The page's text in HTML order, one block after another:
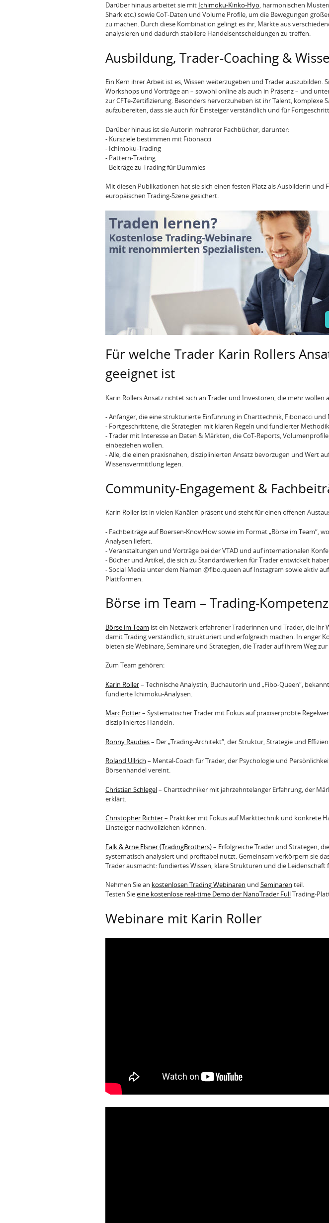
Darüber hinaus arbeitet sie mit Ichimoku-Kinko-Hyo, harmonischen
Shark etc.) sowie CoT-Daten und Volume Profile, um die Bewegungen
zu machen. Durch diese Kombination gelingt es ihr, Märkte aus
analysieren und dadurch stabilere Handelsentscheidungen zu treffen.
Ausbildung, Trader-Coaching &
Ein Kern ihrer Arbeit ist es, Wissen weiterzugeben und Trader auszubilden.
Workshops und Vorträge an – sowohl online als auch in Präsenz – und
zur CFTe-Zertifizierung. Besonders hervorzuheben ist ihr Talent, komplexe
aufzubereiten, dass sie auch für Einsteiger verständlich und für
Darüber hinaus ist sie Autorin mehrerer Fachbücher, darunter:
- Kursziele bestimmen mit Fibonacci
- Ichimoku-Trading
- Pattern-Trading
- Beiträge zu Trading für Dummies
Mit diesen Publikationen hat sie sich einen festen Platz als Ausbilderin und
europäischen Trading-Szene gesichert.
Für welche Trader Karin Rollers
geeignet ist
Karin Rollers Ansatz richtet sich an Trader und Investoren, die mehr wollen
- Anfänger, die eine strukturierte Einführung in Charttechnik, Fibonacci und
- Fortgeschrittene, die Strategien mit klaren Regeln und fundierter
- Trader mit Interesse an Daten & Märkten, die CoT-Reports,
einbeziehen wollen.
- Alle, die einen praxisnahen, disziplinierten Ansatz bevorzugen und Wert
Wissensvermittlung legen.
Community-Engagement &
Karin Roller ist in vielen Kanälen präsent und steht für einen offenen
- Fachbeiträge auf Boersen-KnowHow sowie im Format „Börse im Team“,
Analysen liefert.
- Veranstaltungen und Vorträge bei der VTAD und auf internationalen
- Bücher und Artikel, die sich zu Standardwerken für Trader entwickelt
- Social Media unter dem Namen @fibo.queen auf Instagram sowie aktiv
Plattformen.
Börse im Team – Trading-
Börse im Team ist ein Netzwerk erfahrener Traderinnen und Trader, die ihr
damit Trading verständlich, strukturiert und erfolgreich machen. In enger
bieten sie Webinare, Seminare und Strategien, die Trader auf ihrem Weg
Zum Team gehören:
Karin Roller– Technische Analystin, Buchautorin und „Fibo-Queen“,
fundierte Ichimoku-Analysen.
Marc Pötter– Systematischer Trader mit Fokus auf praxiserprobte
diszipliniertes Handeln.
Ronny Raudies– Der „Trading-Architekt“, der Struktur, Strategie und
Roland Ullrich – Mental-Coach für Trader, der Psychologie und
Börsenhandel vereint.
Christian Schlegel– Charttechniker mit jahrzehntelanger Erfahrung, der
erklärt.
Christopher Richter– Praktiker mit Fokus auf Markttechnik und konkrete
Einsteiger nachvollziehen können.
Falk & Arne Elsner (TradingBrothers)– Erfolgreiche Trader und Strategen,
systematisch analysiert und profitabel nutzt. Gemeinsam verkörpern sie
Trader ausmacht: fundiertes Wissen, klare Strukturen und die Leidenschaft
Nehmen Sie an kostenlosen Trading Webinaren und Seminaren teil.
Testen Sieeine kostenlose real-time Demo der NanoTrader FullTrading-
Webinare mit Karin Roller